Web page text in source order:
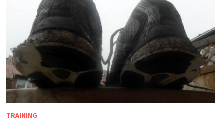
TRAINING